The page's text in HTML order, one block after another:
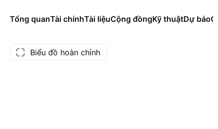
Tổng quanTài chínhTài liệuCộng đồngKỹ thuậtDự báo
Biểu đồ hoàn chỉnh